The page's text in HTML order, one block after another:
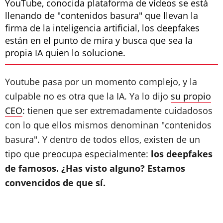
YouTube, conocida plataforma de vídeos se está
llenando de "contenidos basura" que llevan la
firma de la inteligencia artificial, los deepfakes
están en el punto de mira y busca que sea la
propia IA quien lo solucione.
Youtube pasa por un momento complejo, y la
culpable no es otra que la IA. Ya lo dijo su propio
CEO: tienen que ser extremadamente cuidadosos
con lo que ellos mismos denominan "contenidos
basura". Y dentro de todos ellos, existen de un
tipo que preocupa especialmente: los deepfakes
de famosos. ¿Has visto alguno? Estamos
convencidos de que sí.